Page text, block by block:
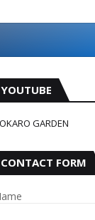
YOUTUBE
GARDEN
CONTACT FORM